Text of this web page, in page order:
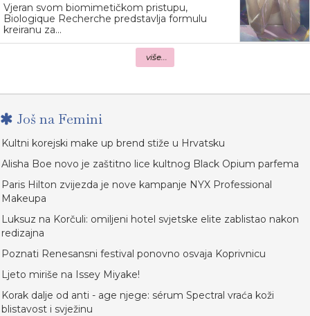
Vjeran svom biomimetičkom pristupu,
Biologique Recherche predstavlja formulu
kreiranu za...
više...
Još na Femini
Kultni korejski make up brend stiže u Hrvatsku
Alisha Boe novo je zaštitno lice kultnog Black Opium parfema
Paris Hilton zvijezda je nove kampanje NYX Professional
Makeupa
Luksuz na Korčuli: omiljeni hotel svjetske elite zablistao nakon
redizajna
Poznati Renesansni festival ponovno osvaja Koprivnicu
Ljeto miriše na Issey Miyake!
Korak dalje od anti - age njege: sérum Spectral vraća koži
blistavost i svježinu